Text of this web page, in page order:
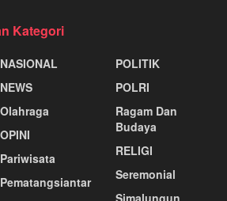
Kategori
NASIONAL
NEWS
Olahraga
OPINI
Pariwisata
Pematangsiantar
POLITIK
POLRI
Ragam Dan
Budaya
RELIGI
Seremonial
Simalungun